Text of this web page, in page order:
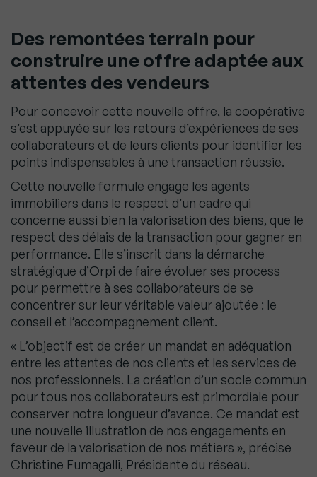
Des remontées terrain pour
construire une offre adaptée aux
attentes des vendeurs
Pour concevoir cette nouvelle offre, la coopérative
s’est appuyée sur les retours d’expériences de ses
collaborateurs et de leurs clients pour identifier les
points indispensables à une transaction réussie.
Cette nouvelle formule engage les agents
immobiliers dans le respect d’un cadre qui
concerne aussi bien la valorisation des biens, que le
respect des délais de la transaction pour gagner en
performance. Elle s’inscrit dans la démarche
stratégique d’Orpi de faire évoluer ses process
pour permettre à ses collaborateurs de se
concentrer sur leur véritable valeur ajoutée : le
conseil et l’accompagnement client.
« L’objectif est de créer un mandat en adéquation
entre les attentes de nos clients et les services de
nos professionnels. La création d’un socle commun
pour tous nos collaborateurs est primordiale pour
conserver notre longueur d’avance. Ce mandat est
une nouvelle illustration de nos engagements en
faveur de la valorisation de nos métiers », précise
Christine Fumagalli, Présidente du réseau.